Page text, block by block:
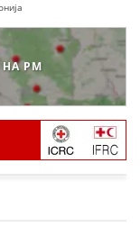
НА РМ